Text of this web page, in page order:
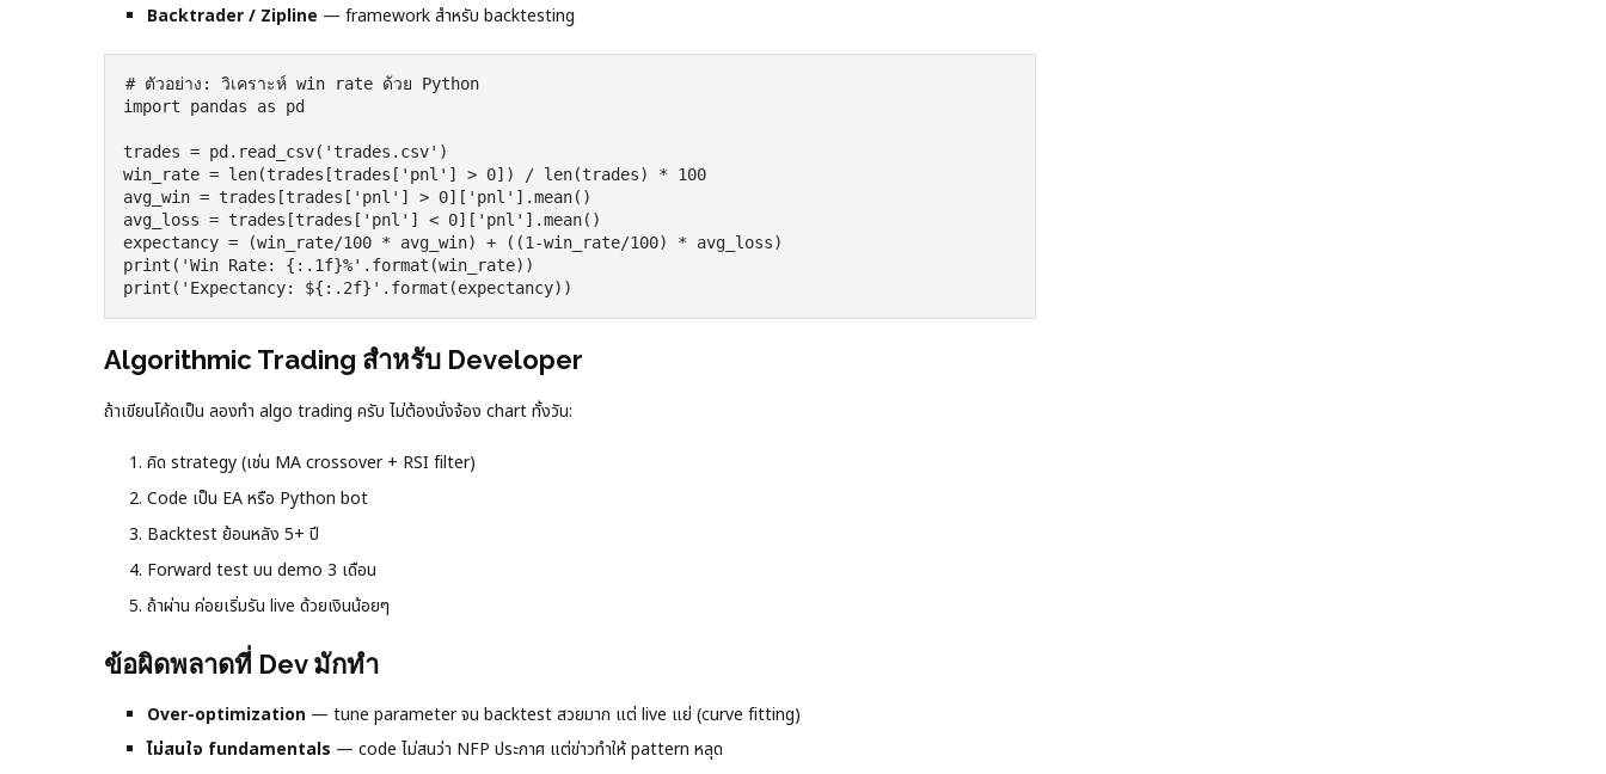
Backtrader / Zipline — framework สำหรับ backtesting
# ตัวอย่าง: วิเคราะห์ win rate ด้วย Python
import pandas as pd
trades = pd.read_csv('trades.csv')
win_rate = len(trades[trades['pnl'] > 0]) / len(trades) * 100
avg_win = trades[trades['pnl'] > 0]['pnl'].mean()
avg_loss = trades[trades['pnl'] < 0]['pnl'].mean()
expectancy = (win_rate/100 * avg_win) + ((1-win_rate/100) * avg_loss)
print('Win Rate: {:.1f}%'.format(win_rate))
Algorithmic Trading สำหรับ Developer
ถ้าเขียนโค้ดเป็น ลองทำ algo trading ครับ ไม่ต้องนั่งจ้อง chart ทั้งวัน:
คิด strategy (เช่น MA crossover + RSI filter)
Code เป็น EA หรือ Python bot
Backtest ย้อนหลัง 5+ ปี
Forward test บน demo 3 เดือน
ถ้าผ่าน ค่อยเริ่มรัน live ด้วยเงินน้อยๆ
ข้อผิดพลาดที่ Dev มักทำ
Over-optimization — tune parameter จน backtest สวยมาก แต่ live แย่ (curve fitting)
ไม่สนใจ fundamentals — code ไม่สนว่า NFP ประกาศ แต่ข่าวทำให้ pattern หลุด